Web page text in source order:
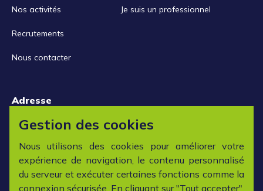
Nos activités
Recrutements
Nous contacter
Je suis un professionnel
Adresse
15 rue de la Libération
42152 L'horme
Horaires
Gestion des cookies
Nous utilisons des cookies pour améliorer votre
expérience de navigation, le contenu personnalisé
du serveur et exécuter certaines fonctions comme la
connexion sécurisée. En cliquant sur "Tout accepter",